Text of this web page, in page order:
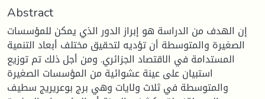
Abstract
إن الهدف من الدراسة هو إبراز الدور الذي يمكن للمؤسسات
الصغيرة والمتوسطة أن تؤديه لتحقيق مختلف أبعاد التنمية
المستدامة في الاقتصاد الجزائري. ومن أجل ذلك تم توزيع
استبيان على عينة عشوائية من المؤسسات الصغيرة
والمتوسطة في ثلاث ولايات وهي برج بوعريريج سطيف